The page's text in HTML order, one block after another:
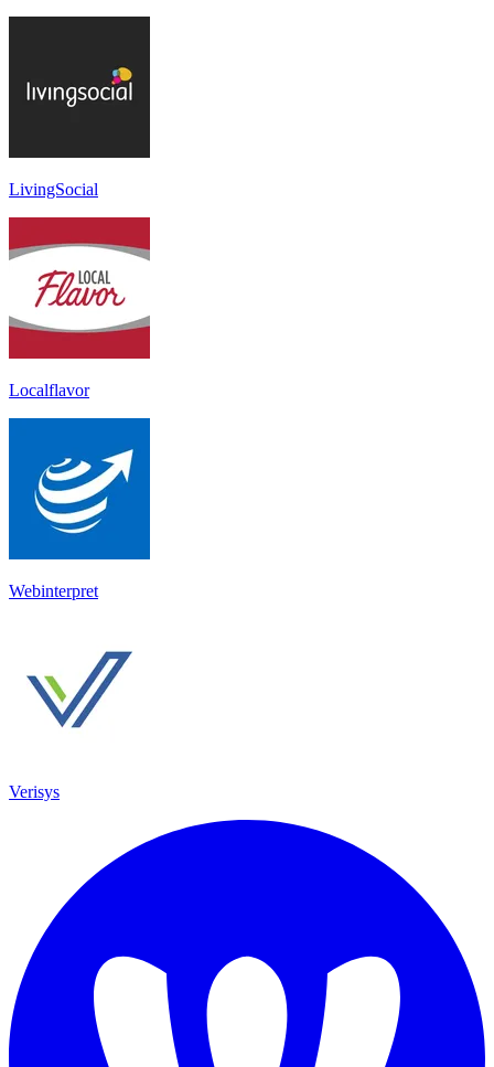
LivingSocial
Localflavor
Webinterpret
Verisys